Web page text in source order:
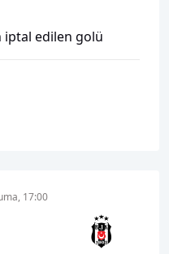
edilen golü
17:00